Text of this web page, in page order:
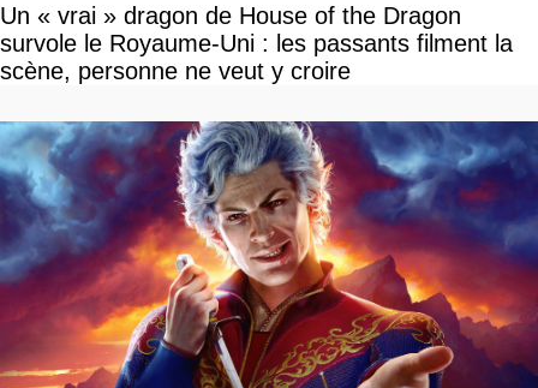
Un « vrai » dragon de House of the Dragon
survole le Royaume-Uni : les passants filment la
scène, personne ne veut y croire